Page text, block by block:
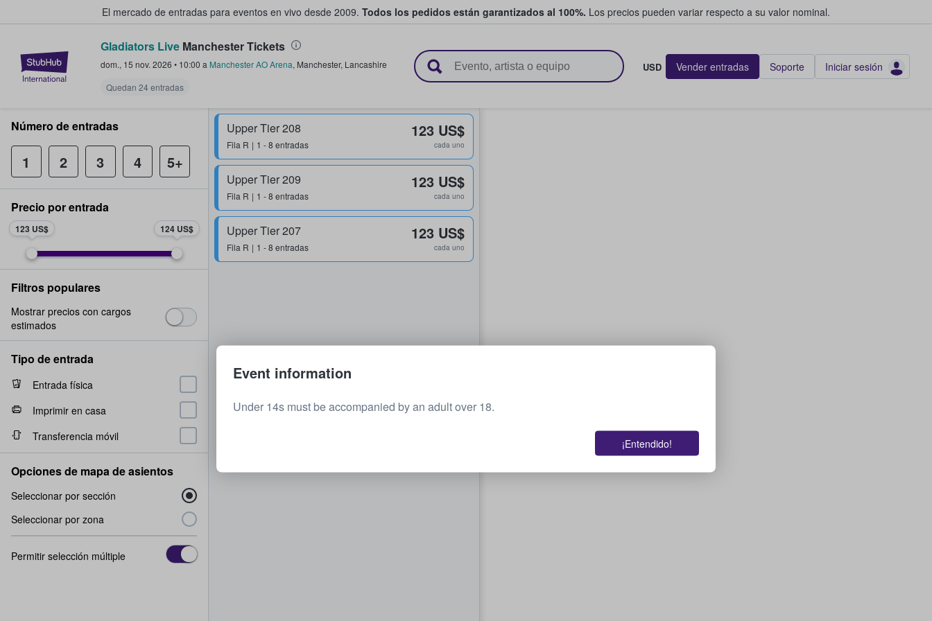
El mercado de entradas para eventos en vivo desde 2009. Todos los pedidos están garantizados al 100%. Los precios pueden variar respecto a su valor nominal.
StubHub: compra y venta de entradas entre fans
Gladiators Live Manchester Tickets
dom., 15 nov. 2026 • 10:00 a Manchester AO Arena, Manchester, Lancashire
Quedan 24 entradas
USD Vender entradas Soporte Iniciar sesión
Upper Tier 208
Fila R 1 - 8 entradas
123 US$
cada uno
Upper Tier 209
Fila R 1 - 8 entradas
123 US$
cada uno
Upper Tier 207
Fila R 1 - 8 entradas
123 US$
cada uno
Número de entradas
1 2 3 4 5+
Precio por entrada
123 US$ 124 US$
Filtros populares
Mostrar precios con cargos
estimados
Tipo de entrada
Entrada física
Imprimir en casa
Transferencia móvil
Opciones de mapa de asientos
Seleccionar por sección
Seleccionar por zona
Permitir selección múltiple
Event information
Under 14s must be accompanied by an adult over 18.
¡Entendido!